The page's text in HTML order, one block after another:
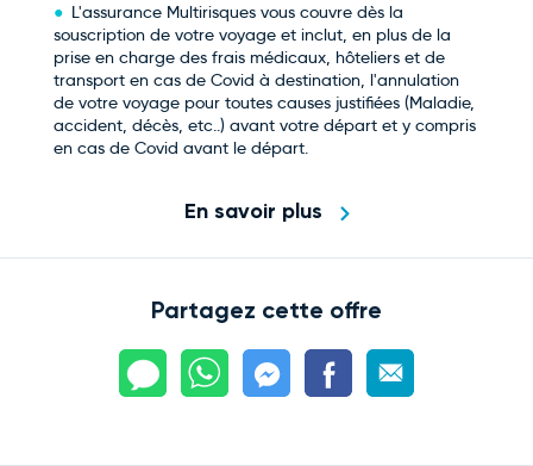
L'assurance Multirisques vous couvre dès la
souscription de votre voyage et inclut, en plus de la
prise en charge des frais médicaux, hôteliers et de
transport en cas de Covid à destination, l'annulation
de votre voyage pour toutes causes justifiées (Maladie,
accident, décès, etc..) avant votre départ et y compris
en cas de Covid avant le départ.
En savoir plus
Partagez cette offre